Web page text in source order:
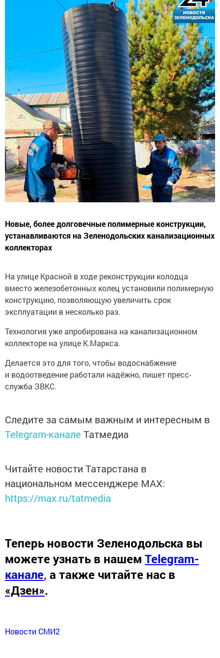
Новые, более долговечные полимерные конструкции,
устанавливаются на Зеленодольских канализационных
коллекторах
На улице Красной в ходе реконструкции колодца
вместо железобетонных колец установили полимерную
конструкцию, позволяющую увеличить срок
эксплуатации в несколько раз.
Технология уже апробирована на канализационном
коллекторе на улице К.Маркса.
Делается это для того, чтобы водоснабжение
и водоотведение работали надёжно, пишет пресс-
служба ЗВКС.
Следите за самым важным и интересным в
Telegram-канале Татмедиа
Читайте новости Татарстана в
национальном мессенджере MАХ:
https://max.ru/tatmedia
Теперь новости Зеленодольска вы
можете узнать в нашем Telegram-
канале, а также читайте нас в
«Дзен».
Новости СМИ2